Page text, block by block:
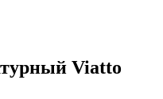
Viatto